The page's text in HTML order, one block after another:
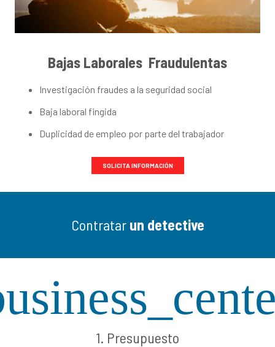
Bajas Laborales Fraudulentas
Investigación fraudes a la seguridad social
Baja laboral fingida
Duplicidad de empleo por parte del trabajador
SOLICITA INFORMACIÓN
Contratar un detective
1. Presupuesto